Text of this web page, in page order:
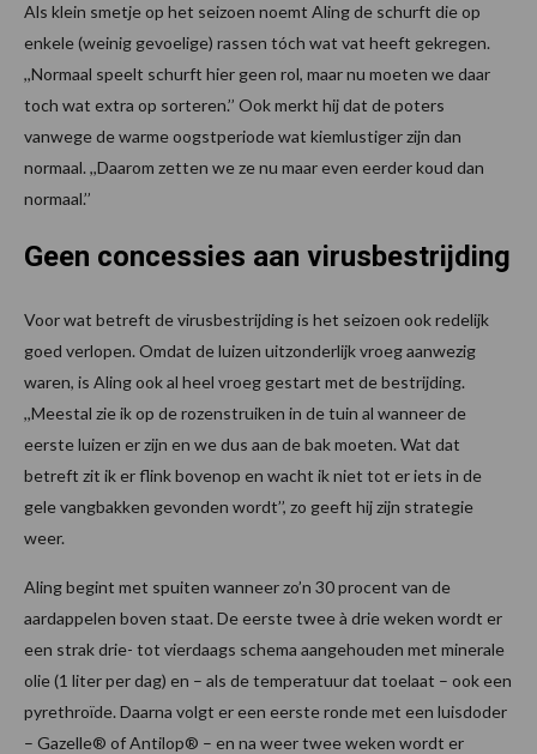
Als klein smetje op het seizoen noemt Aling de schurft die op
enkele (weinig gevoelige) rassen tóch wat vat heeft gekregen.
,,Normaal speelt schurft hier geen rol, maar nu moeten we daar
toch wat extra op sorteren.’’ Ook merkt hij dat de poters
vanwege de warme oogstperiode wat kiemlustiger zijn dan
normaal. ,,Daarom zetten we ze nu maar even eerder koud dan
normaal.’’
Geen concessies aan virusbestrijding
Voor wat betreft de virusbestrijding is het seizoen ook redelijk
goed verlopen. Omdat de luizen uitzonderlijk vroeg aanwezig
waren, is Aling ook al heel vroeg gestart met de bestrijding.
,,Meestal zie ik op de rozenstruiken in de tuin al wanneer de
eerste luizen er zijn en we dus aan de bak moeten. Wat dat
betreft zit ik er flink bovenop en wacht ik niet tot er iets in de
gele vangbakken gevonden wordt’’, zo geeft hij zijn strategie
weer.
Aling begint met spuiten wanneer zo’n 30 procent van de
aardappelen boven staat. De eerste twee à drie weken wordt er
een strak drie- tot vierdaags schema aangehouden met minerale
olie (1 liter per dag) en – als de temperatuur dat toelaat – ook een
pyrethroïde. Daarna volgt er een eerste ronde met een luisdoder
– Gazelle® of Antilop® – en na weer twee weken wordt er